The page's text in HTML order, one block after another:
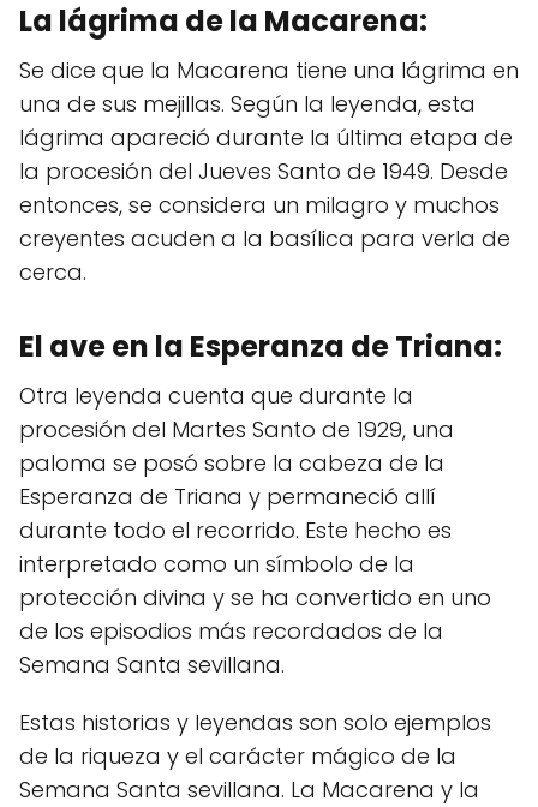
La lágrima de la Macarena:
Se dice que la Macarena tiene una lágrima en
una de sus mejillas. Según la leyenda, esta
lágrima apareció durante la última etapa de
la procesión del Jueves Santo de 1949. Desde
entonces, se considera un milagro y muchos
creyentes acuden a la basílica para verla de
cerca.
El ave en la Esperanza de Triana:
Otra leyenda cuenta que durante la
procesión del Martes Santo de 1929, una
paloma se posó sobre la cabeza de la
Esperanza de Triana y permaneció allí
durante todo el recorrido. Este hecho es
interpretado como un símbolo de la
protección divina y se ha convertido en uno
de los episodios más recordados de la
Semana Santa sevillana.
Estas historias y leyendas son solo ejemplos
de la riqueza y el carácter mágico de la
Semana Santa sevillana. La Macarena y la